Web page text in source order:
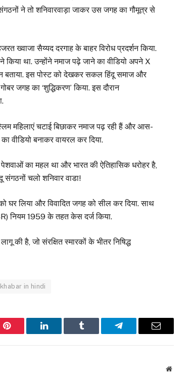
ने तो शनिवारवाड़ा जाकर उस जगह का गौमूत्र से
ख्वाजा सैय्यद दरगाह के बाहर विरोध प्रदर्शन किया.
किया था. उन्होंने नमाज पढ़े जाने का वीडियो अपने X
बताया. इस पोस्ट को देखकर सकल हिंदू समाज और
जगह का ‘शुद्धिकरण’ किया. इस दौरान
महिलाएं चटाई बिछाकर नमाज पढ़ रही हैं और आस-
वीडियो बनाकर वायरल कर दिया.
का महल था और भारत की ऐतिहासिक धरोहर है,
चलो शनिवार वाडा!
घर लिया और विवादित जगह को सील कर दिया. साथ
नियम 1959 के तहत केस दर्ज किया.
की है, जो संरक्षित स्मारकों के भीतर निषिद्ध
in hindi
Pinterest LinkedIn Tumblr Telegram Email
Website